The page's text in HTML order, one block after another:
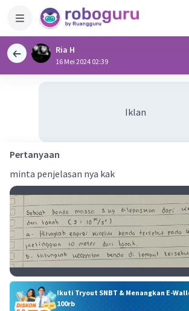
Ria H
16 Mei 2024 02:39
Iklan
Pertanyaan
minta penjelasan nya kak
Ikuti Tryout SNBT & Menangkan E-
100rb